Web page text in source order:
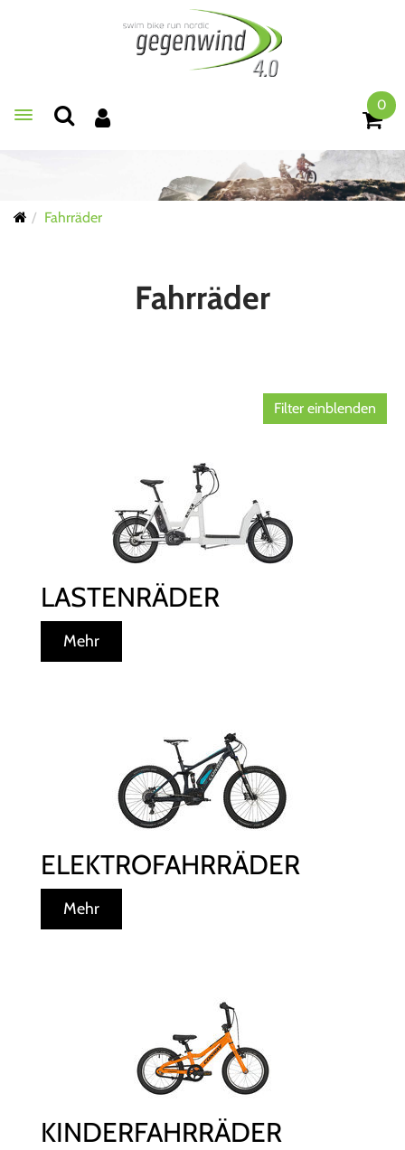
Toggle navigation
0
Fahrräder
Fahrräder
Filter einblenden
LASTENRÄDER
Mehr
ELEKTROFAHRRÄDER
Mehr
KINDERFAHRRÄDER